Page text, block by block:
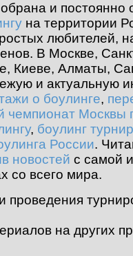
и постоянно
на территории
любителей,
В Москве,
Киеве, Алматы,
и
о боулинге,
чемпионат Москвы
, боулинг
России.
новостей с самой
со всего мира.
проведения
на других